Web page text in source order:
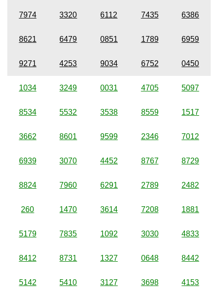
7974 3320 6112 7435 6386
8621 6479 0851 1789 6959
9271 4253 9034 6752 0450
1034 3249 0031 4705 5097
8534 5532 3538 8559 1517
3662 8601 9599 2346 7012
6939 3070 4452 8767 8729
8824 7960 6291 2789 2482
260 1470 3614 7208 1881
5179 7835 1092 3030 4833
8412 8731 1327 0648 8442
5142 5410 3127 3698 4153